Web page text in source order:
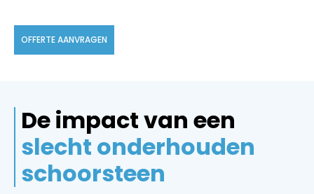
OFFERTE AANVRAGEN
De impact van een
slecht onderhouden
schoorsteen